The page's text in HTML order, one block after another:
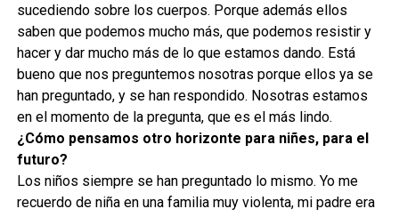
sucediendo sobre los cuerpos. Porque además ellos
saben que podemos mucho más, que podemos resistir y
hacer y dar mucho más de lo que estamos dando. Está
bueno que nos preguntemos nosotras porque ellos ya se
han preguntado, y se han respondido. Nosotras estamos
en el momento de la pregunta, que es el más lindo.
¿Cómo pensamos otro horizonte para niñes, para el
futuro?
Los niños siempre se han preguntado lo mismo. Yo me
recuerdo de niña en una familia muy violenta, mi padre era